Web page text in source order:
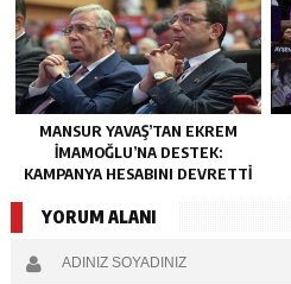
MANSUR YAVAŞ’TAN EKREM
İMAMOĞLU’NA DESTEK:
KAMPANYA HESABINI DEVRETTI
YORUM ALANI